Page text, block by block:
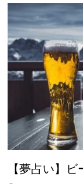
【夢占い】